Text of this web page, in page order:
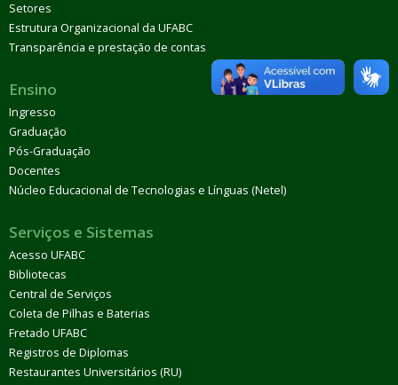
Setores
Estrutura Organizacional da UFABC
Transparência e prestação de contas
Ensino
Ingresso
Graduação
Pós-Graduação
Docentes
Núcleo Educacional de Tecnologias e Línguas (Netel)
Serviços e Sistemas
Acesso UFABC
Bibliotecas
Central de Serviços
Coleta de Pilhas e Baterias
Fretado UFABC
Registros de Diplomas
Restaurantes Universitários (RU)